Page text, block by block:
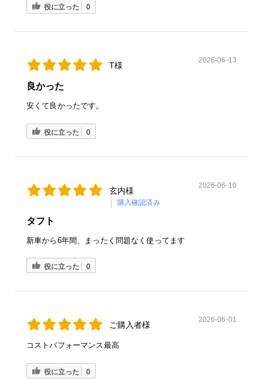
役に立った 0
T様
2026-06-13
良かった
安くて良かったです。
役に立った 0
玄内様
購入確認済み
2026-06-10
タフト
新車から6年間、まったく問題なく使ってます
役に立った 0
ご購入者様
2026-06-01
コストパフォーマンス最高
役に立った 0